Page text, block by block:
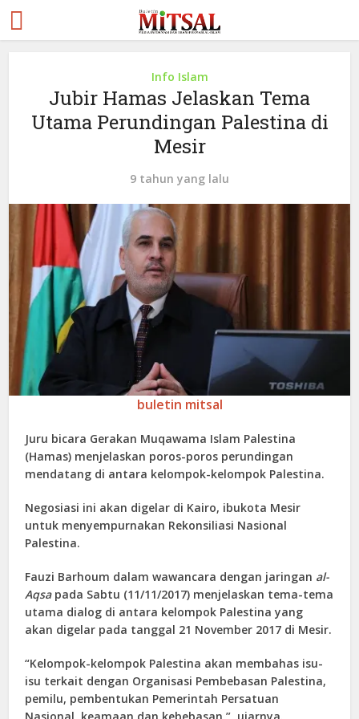
Info Islam
Jubir Hamas Jelaskan Tema
Utama Perundingan Palestina di
Mesir
9 tahun yang lalu
buletin mitsal
Juru bicara Gerakan Muqawama Islam Palestina
(Hamas) menjelaskan poros-poros perundingan
mendatang di antara kelompok-kelompok Palestina.
Negosiasi ini akan digelar di Kairo, ibukota Mesir
untuk menyempurnakan Rekonsiliasi Nasional
Palestina.
Fauzi Barhoum dalam wawancara dengan jaringan al-
Aqsapada Sabtu (11/11/2017) menjelaskan tema-tema
utama dialog di antara kelompok Palestina yang
akan digelar pada tanggal 21 November 2017 di Mesir.
“Kelompok-kelompok Palestina akan membahas isu-
isu terkait dengan Organisasi Pembebasan Palestina,
pemilu, pembentukan Pemerintah Persatuan